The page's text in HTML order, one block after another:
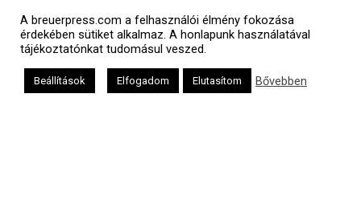
A breuerpress.com a felhasználói élmény fokozása
érdekében sütiket alkalmaz. A honlapunk használatával
tájékoztatónkat tudomásul veszed.
Beállítások Elfogadom Elutasítom Bővebben